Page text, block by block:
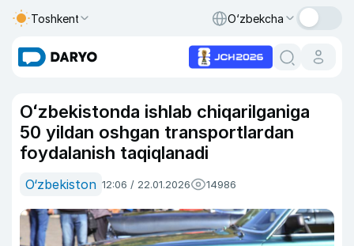
Toshkent O‘zbekcha
Oʻzbekistonda ishlab chiqarilganiga
50 yildan oshgan transportlardan
foydalanish taqiqlanadi
O‘zbekiston 12:06 / 22.01.2026 14986